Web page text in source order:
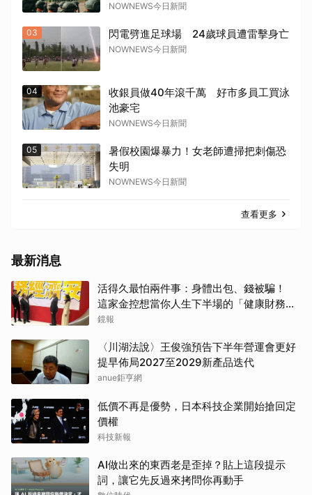
NOWNEWS今日新聞
03 閃電劈進足球場 24歲球員遭雷擊身亡
NOWNEWS今日新聞
04
收銀員做40年滾千萬 好市多員工買泳
池豪宅
NOWNEWS今日新聞
05
暑假校園爆暴力！女老師遭掃把刺傷恐
失明
NOWNEWS今日新聞
查看更多
最新消息
活得久最怕兩件事：身體出包、錢被騙！
這家金控想當你人生下半場的「健康財務管
家」
鏡報
〈川湖法說〉王俊強預告下半年營運會更好
提早佈局2027至2029新產品迭代
anue鉅亨網
低價不再是優勢，日本科技企業開始搶回定
價權
科技新報
AI做出來的東西老是歪掉？貼上這段提示
詞，讓它先反過來拷問你再動手